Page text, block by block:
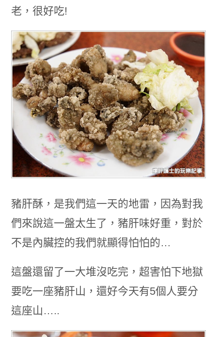
老，很好吃!
豬肝酥，是我們這一天的地雷，因為對我
們來說這一盤太生了，豬肝味好重，對於
不是內臟控的我們就顯得怕怕的…
這盤還留了一大堆沒吃完，超害怕下地獄
要吃一座豬肝山，還好今天有5個人要分
這座山…..